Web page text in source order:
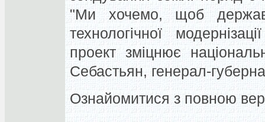
"Ми хочемо, щоб
технологічної
проект зміцнює
Себастьян, генерал-
Ознайомитися з повною